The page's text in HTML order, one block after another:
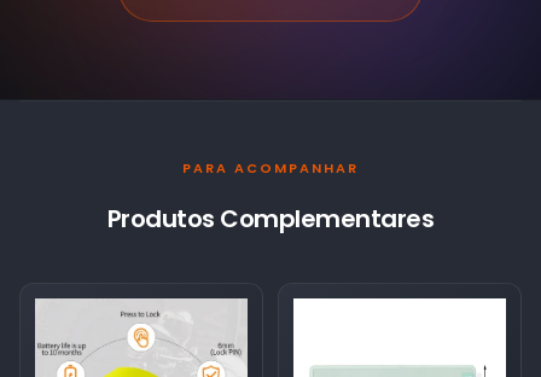
PARA ACOMPANHAR
Produtos Complementares